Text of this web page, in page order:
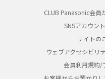
CLUB Panasonic会
SNSアカウン
サイトの
ウェブアクセシビリ
会員利用規約/